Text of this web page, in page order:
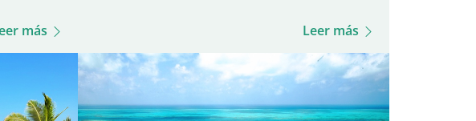
más
proceso de embarque, la experiencia a bordo,
para…
Leer más